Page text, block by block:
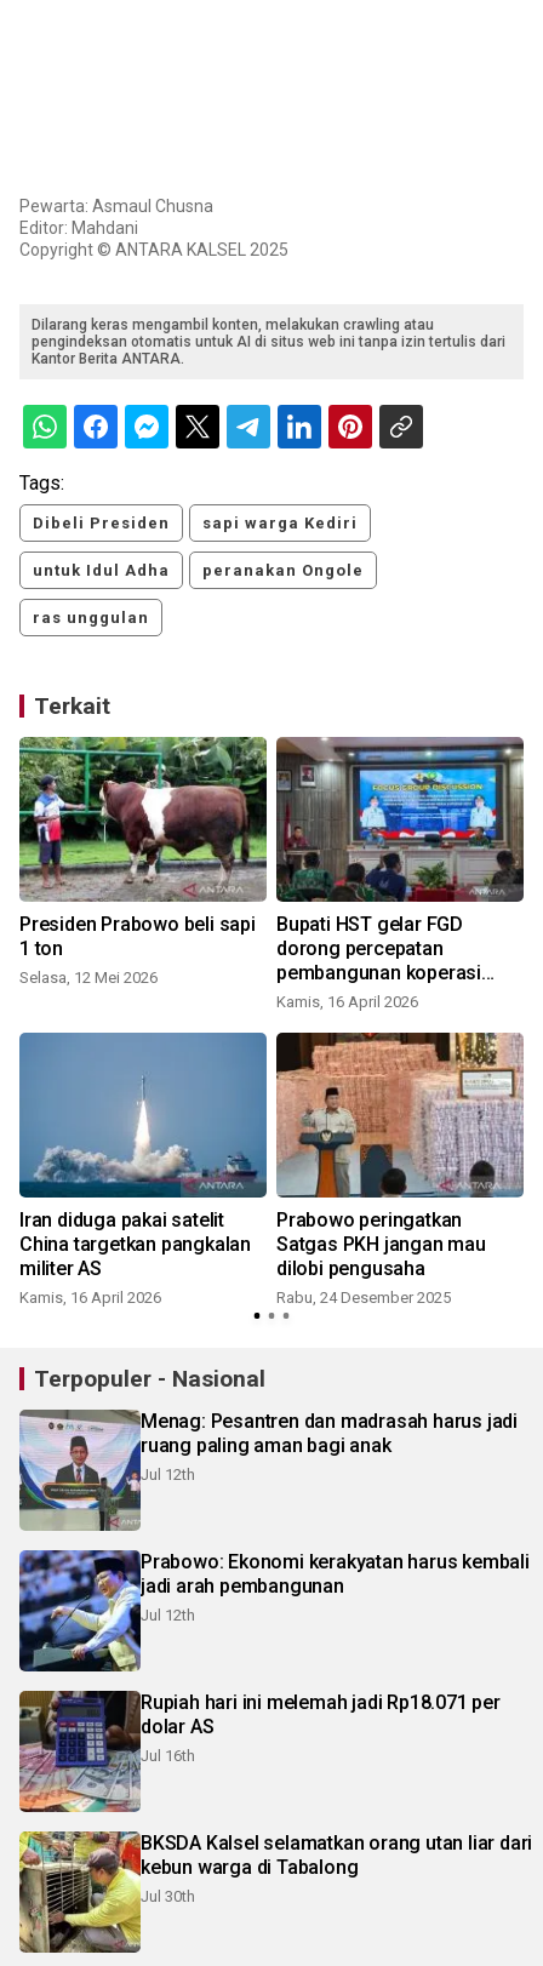
Pewarta: Asmaul Chusna
Editor: Mahdani
Copyright © ANTARA KALSEL 2025
Dilarang keras mengambil konten, melakukan crawling atau
pengindeksan otomatis untuk AI di situs web ini tanpa izin tertulis dari
Kantor Berita ANTARA.
Tags:
Dibeli Presiden sapi warga Kediri
untuk Idul Adha peranakan Ongole
ras unggulan
Terkait
Presiden Prabowo beli sapi
1 ton
Selasa, 12 Mei 2026
Bupati HST gelar FGD
dorong percepatan
pembangunan koperasi
desa merah putih
Kamis, 16 April 2026
Iran diduga pakai satelit
China targetkan pangkalan
militer AS
Kamis, 16 April 2026
Prabowo peringatkan
Satgas PKH jangan mau
dilobi pengusaha
Rabu, 24 Desember 2025
Terpopuler - Nasional
Menag: Pesantren dan madrasah harus jadi
ruang paling aman bagi anak
Jul 12th
Prabowo: Ekonomi kerakyatan harus kembali
jadi arah pembangunan
Jul 12th
Rupiah hari ini melemah jadi Rp18.071 per
dolar AS
Jul 16th
BKSDA Kalsel selamatkan orang utan liar dari
kebun warga di Tabalong
Jul 30th